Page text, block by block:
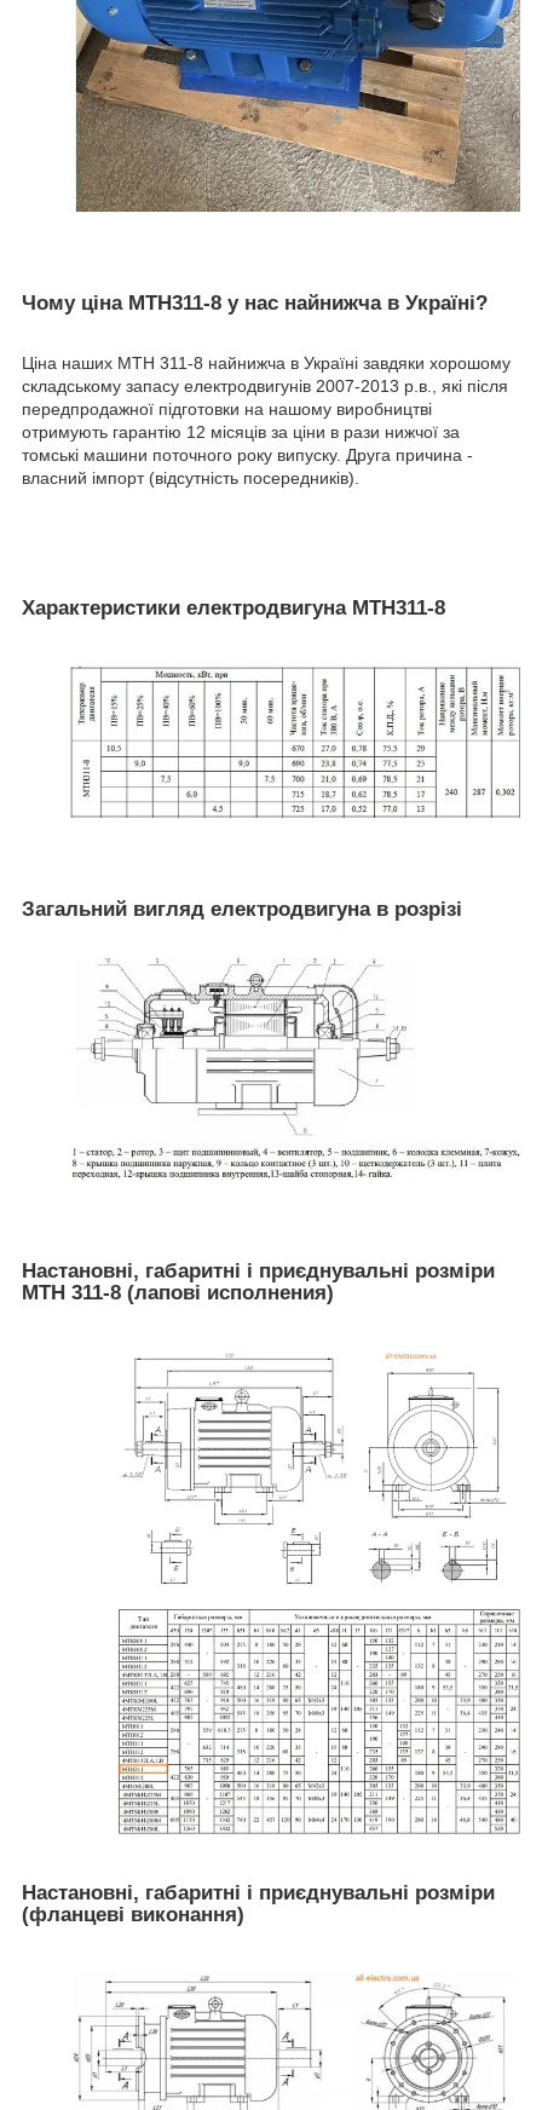
Чому ціна МТН311-8 у нас найнижча в Україні?
Ціна наших MTH 311-8 найнижча в Україні завдяки хорошому
складському запасу електродвигунів 2007-2013 р.в., які після
передпродажної підготовки на нашому виробництві
отримують гарантію 12 місяців за ціни в рази нижчої за
томські машини поточного року випуску. Друга причина -
власний імпорт (відсутність посередників).
Характеристики електродвигуна MTH311-8
Загальний вигляд електродвигуна в розрізі
Настановні, габаритні і приєднувальні розміри
MTH 311-8 (лапові исполнения)
Настановні, габаритні і приєднувальні розміри
(фланцеві виконання)